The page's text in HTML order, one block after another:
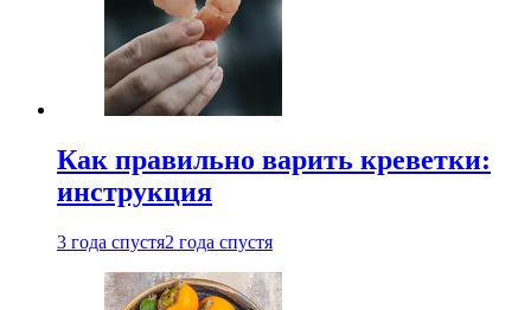
Как правильно варить креветки:
инструкция
3 года спустя2 года спустя